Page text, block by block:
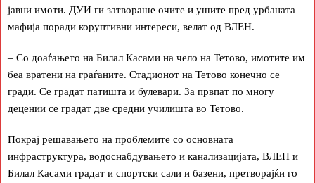
јавни имоти. ДУИ ги затвораше очите и ушите пред урбаната
мафија поради коруптивни интереси, велат од ВЛЕН.
– Со доаѓањето на Билал Касами на чело на Тетово, имотите им
беа вратени на граѓаните. Стадионот на Тетово конечно се
гради. Се градат патишта и булевари. За првпат по многу
децении се градат две средни училишта во Тетово.
Покрај решавањето на проблемите со основната
инфраструктура, водоснабдувањето и канализацијата, ВЛЕН и
Билал Касами градат и спортски сали и базени, претворајќи го